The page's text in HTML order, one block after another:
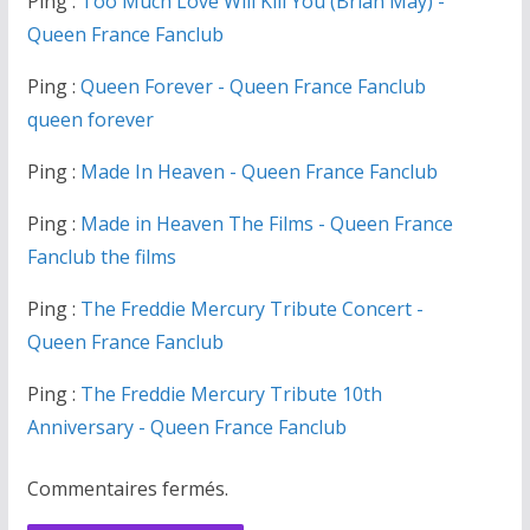
Queen France Fanclub
Ping : Queen Forever - Queen France Fanclub
queen forever
Ping : Made In Heaven - Queen France Fanclub
Ping : Made in Heaven The Films - Queen France
Fanclub the films
Ping : The Freddie Mercury Tribute Concert -
Queen France Fanclub
Ping : The Freddie Mercury Tribute 10th
Anniversary - Queen France Fanclub
Commentaires fermés.